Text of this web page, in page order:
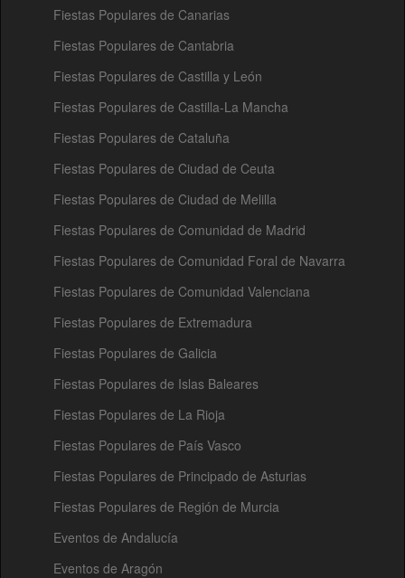
Fiestas Populares de Canarias
Fiestas Populares de Cantabria
Fiestas Populares de Castilla y León
Fiestas Populares de Castilla-La Mancha
Fiestas Populares de Cataluña
Fiestas Populares de Ciudad de Ceuta
Fiestas Populares de Ciudad de Melilla
Fiestas Populares de Comunidad de Madrid
Fiestas Populares de Comunidad Foral de Navarra
Fiestas Populares de Comunidad Valenciana
Fiestas Populares de Extremadura
Fiestas Populares de Galicia
Fiestas Populares de Islas Baleares
Fiestas Populares de La Rioja
Fiestas Populares de País Vasco
Fiestas Populares de Principado de Asturias
Fiestas Populares de Región de Murcia
Eventos de Andalucía
Eventos de Aragón